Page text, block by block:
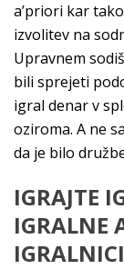
a’priori kar
izvolitev na
Upravnem
bili sprejeti
igral denar v
oziroma. A ne
da je bilo
IGRAJTE
IGRALNE